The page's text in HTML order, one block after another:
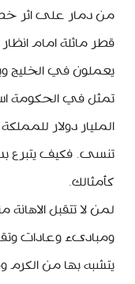
من دمار على اثر
يعملون في الخليج
تمثل في الحكومة
المليار دولار
تنسى. فكيف يتبرع
كأمثالك.
لمن لا تتقبل
ومبادىء وعادات
يتشبه بها من الكرم